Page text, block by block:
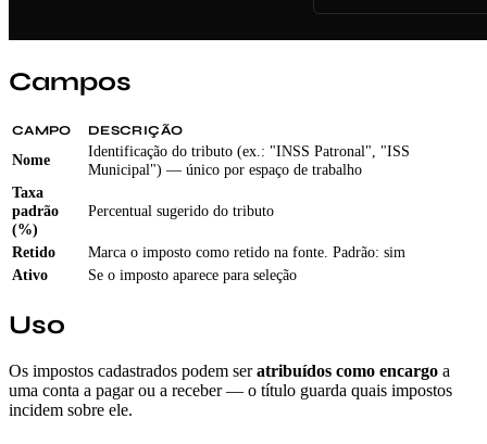
Campos
CAMPO DESCRIÇÃO
Nome
Identificação do tributo (ex.: "INSS Patronal", "ISS
Municipal") — único por espaço de trabalho
Taxa
padrão
(%)
Percentual sugerido do tributo
Retido
Marca o imposto como retido na fonte. Padrão: sim
Ativo
Se o imposto aparece para seleção
Uso
Os impostos cadastrados podem seratribuídos como encargo a
uma conta a pagar ou a receber — o título guarda quais impostos
incidem sobre ele.